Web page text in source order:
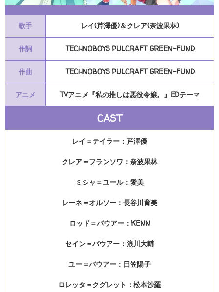
歌手 レイ(芹澤優)＆クレア(奈波果林)
作詞 TECHNOBOYS PULCRAFT GREEN-FUND
作曲 TECHNOBOYS PULCRAFT GREEN-FUND
アニメ TVアニメ『私の推しは悪役令嬢。』EDテーマ
CAST
レイ＝テイラー：芹澤優
クレア＝フランソワ：奈波果林
ミシャ＝ユール：愛美
レーネ＝オルソー：長谷川育美
ロッド＝バウアー：KENN
セイン＝バウアー：浪川大輔
ユー＝バウアー：日笠陽子
ロレッタ＝クグレット：松本沙羅